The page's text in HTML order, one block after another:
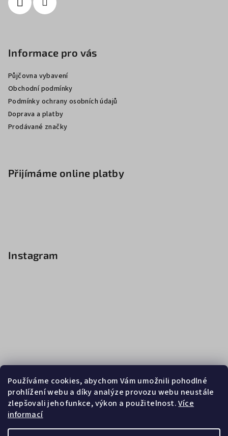
Používáme cookies, abychom Vám umožnili pohodlné
prohlížení webu a díky analýze provozu webu neustále
zlepšovali jeho funkce, výkon a použitelnost.Více
informací
Informace pro vás
Půjčovna vybavení
Obchodní podmínky
Podmínky ochrany osobních údajů
Doprava a platby
Prodávané značky
Přijímáme online platby
Instagram